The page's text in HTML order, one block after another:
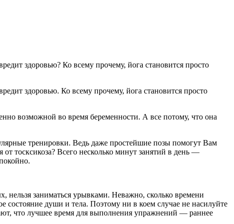
здоровью? Ко всему прочему, йога становится просто
здоровью. Ко всему прочему, йога становится просто
возможной во время беременности. А все потому, что она
тренировки. Ведь даже простейшие позы помогут Вам
тосксикоза? Всего несколько минут занятий в день —
нельзя заниматься урывками. Неважно, сколько времени
состояние души и тела. Поэтому ни в коем случае не насилуйте
что лучшее время для выполнения упражнений — раннее